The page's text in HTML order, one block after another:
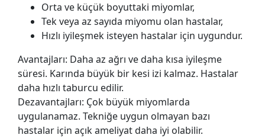
Orta ve küçük boyuttaki miyomlar,
Tek veya az sayıda miyomu olan hastalar,
Hızlı iyileşmek isteyen hastalar için uygundur.
Avantajları: Daha az ağrı ve daha kısa iyileşme
süresi. Karında büyük bir kesi izi kalmaz. Hastalar
daha hızlı taburcu edilir.
Dezavantajları: Çok büyük miyomlarda
uygulanamaz. Tekniğe uygun olmayan bazı
hastalar için açık ameliyat daha iyi olabilir.